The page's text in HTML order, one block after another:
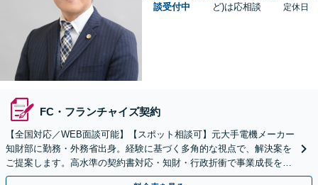
談受付中
ど)は応相談
定休日
FC・フランチャイズ契約
【全国対応／WEB面談可能】【スポット相談可】元大手電機メーカー
知財部に勤務・外務省出身。経験に基づく多角的な視点で、解決案を
ご提案します。高水準の契約書対応・知財・行政折衝で事業成長を牽
引いたします。